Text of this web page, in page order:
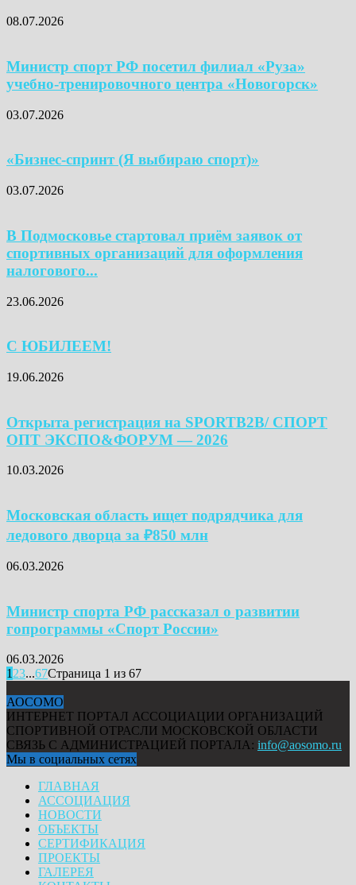
08.07.2026
Министр спорт РФ посетил филиал «Руза»
учебно-тренировочного центра «Новогорск»
03.07.2026
«Бизнес-спринт (Я выбираю спорт)»
03.07.2026
В Подмосковье стартовал приём заявок от
спортивных организаций для оформления
налогового...
23.06.2026
С ЮБИЛЕЕМ!
19.06.2026
Открыта регистрация на SPORTB2B/ СПОРТ
ОПТ ЭКСПО&ФОРУМ — 2026
10.03.2026
Московская область ищет подрядчика для
ледового дворца за ₽850 млн
06.03.2026
Министр спорта РФ рассказал о развитии
гопрограммы «Спорт России»
06.03.2026
1 23...67Страница 1 из 67
АОСОМО
ИНТЕРНЕТ ПОРТАЛ АССОЦИАЦИИ ОРГАНИЗАЦИЙ
СПОРТИВНОЙ ОТРАСЛИ МОСКОВСКОЙ ОБЛАСТИ
СВЯЗЬ С АДМИНИСТРАЦИЕЙ ПОРТАЛА: info@aosomo.ru
Мы в социальных сетях
ГЛАВНАЯ
АССОЦИАЦИЯ
НОВОСТИ
ОБЪЕКТЫ
СЕРТИФИКАЦИЯ
ПРОЕКТЫ
ГАЛЕРЕЯ